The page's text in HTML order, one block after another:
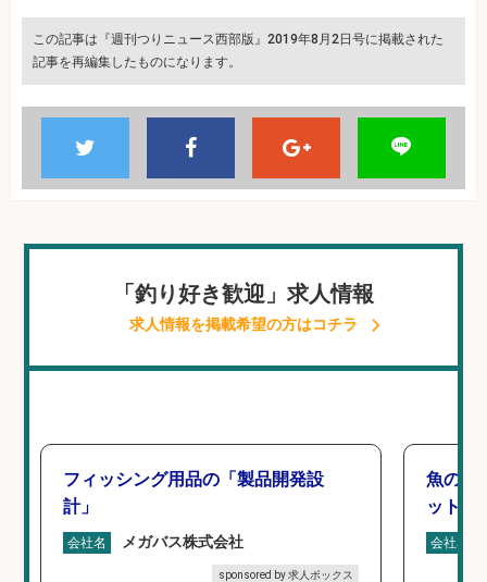
この記事は『週刊つりニュース西部版』2019年8月2日号に掲載された
記事を再編集したものになります。
「釣り好き歓迎」求人情報
求人情報を掲載希望の方はコチラ
フィッシング用品の「製品開発設
計」
会社名 メガバス株式会社
sponsored by 求人ボックス
魚の「
ットを
会社名